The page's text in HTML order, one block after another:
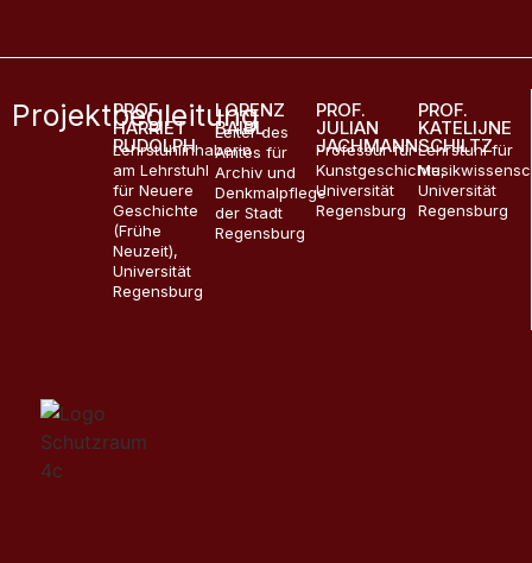
Projektbegleitung
PROF.
HARRIET
RUDOLPH
Lehrstuhlinhaberin
am Lehrstuhl
für Neuere
Geschichte
(Frühe
Neuzeit),
Universität
Regensburg
LORENZ
BAIBL
Leiter des
Amtes für
Archiv und
Denkmalpflege
der Stadt
Regensburg
PROF.
JULIAN
JACHMANN
Professur für
Kunstgeschichte,
Universität
Regensburg
PROF.
KATELIJNE
SCHILTZ
Lehrstuhl für
Universität
Regensburg